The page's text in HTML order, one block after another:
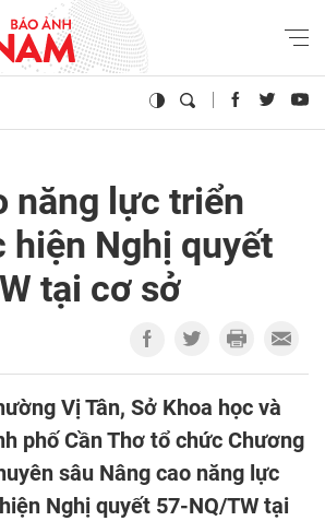
năng lực triển
hiện Nghị quyết
tại cơ sở
Vị Tân, Sở Khoa học và
phố Cần Thơ tổ chức Chương
sâu Nâng cao năng lực
Nghị quyết 57-NQ/TW tại